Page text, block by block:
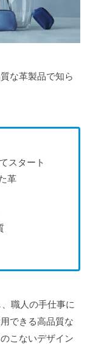
な革製品で知ら
スタート
革
職人の手仕事に
できる高品質な
こないデザイン